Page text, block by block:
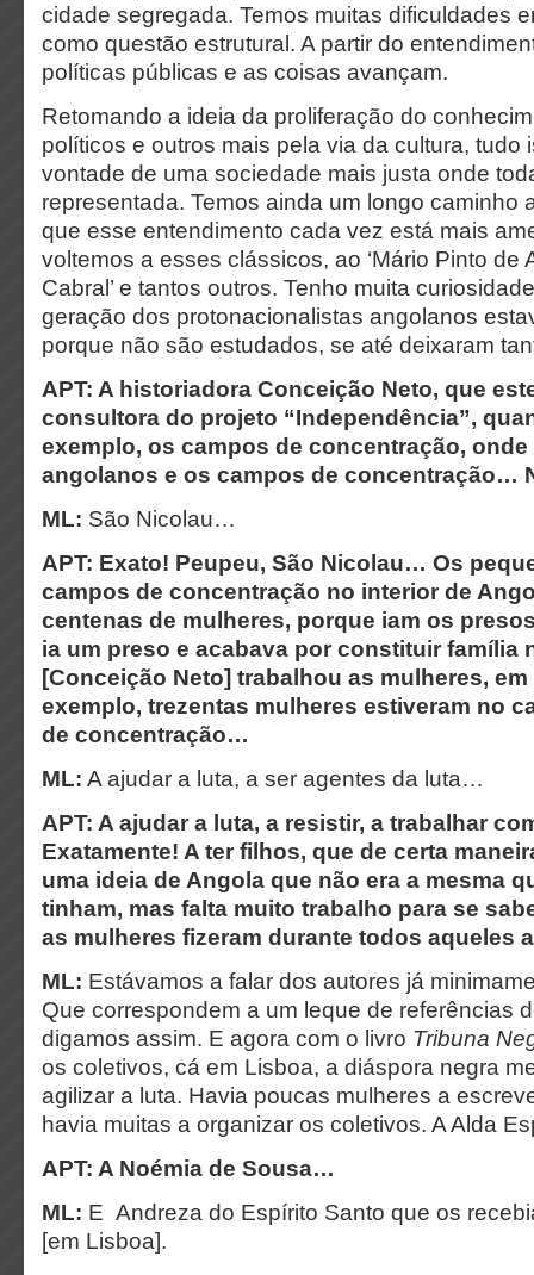
cidade segregada. Temos muitas dificuldades
como questão estrutural. A partir do
políticas públicas e as coisas avançam.
Retomando a ideia da proliferação do
políticos e outros mais pela via da cultura, tudo
vontade de uma sociedade mais justa onde
representada. Temos ainda um longo
que esse entendimento cada vez está mais
voltemos a esses clássicos, ao ‘Mário Pinto de
Cabral’ e tantos outros. Tenho muita
geração dos protonacionalistas angolanos
porque não são estudados, se até deixaram
APT: A historiadora Conceição Neto, que
consultora do projeto “Independência”,
exemplo, os campos de concentração, onde
angolanos e os campos de concentração…
ML: São Nicolau…
APT: Exato! Peupeu, São Nicolau… Os
campos de concentração no interior de
centenas de mulheres, porque iam os
ia um preso e acabava por constituir família
[Conceição Neto] trabalhou as mulheres,
exemplo, trezentas mulheres estiveram no
de concentração…
ML: A ajudar a luta, a ser agentes da luta…
APT: A ajudar a luta, a resistir, a trabalhar
Exatamente! A ter filhos, que de certa
uma ideia de Angola que não era a mesma
tinham, mas falta muito trabalho para se
as mulheres fizeram durante todos aqueles
ML: Estávamos a falar dos autores já
Que correspondem a um leque de referências
digamos assim. E agora com o livro Tribuna
os coletivos, cá em Lisboa, a diáspora negra
agilizar a luta. Havia poucas mulheres a
havia muitas a organizar os coletivos. A Alda
APT: A Noémia de Sousa…
ML: E Andreza do Espírito Santo que os
[em Lisboa].